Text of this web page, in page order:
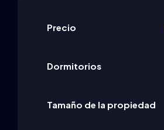
Precio
Dormitorios
Tamaño de la propiedad